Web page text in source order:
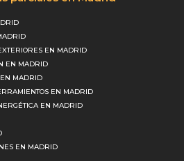
EN MADRID
EN MADRID
MADRID
EN MADRID
EN MADRID
EN MADRID